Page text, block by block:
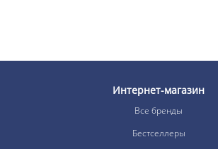
Интернет-магазин
Все бренды
Бестселлеры